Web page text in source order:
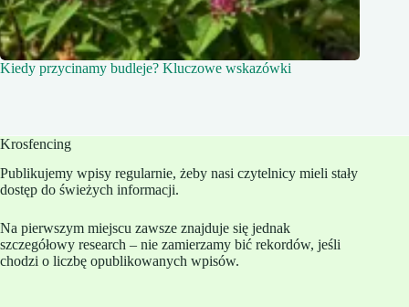
Kiedy przycinamy budleje? Kluczowe wskazówki
Krosfencing
Publikujemy wpisy regularnie, żeby nasi czytelnicy mieli stały
dostęp do świeżych informacji.
Na pierwszym miejscu zawsze znajduje się jednak
szczegółowy research – nie zamierzamy bić rekordów, jeśli
chodzi o liczbę opublikowanych wpisów.